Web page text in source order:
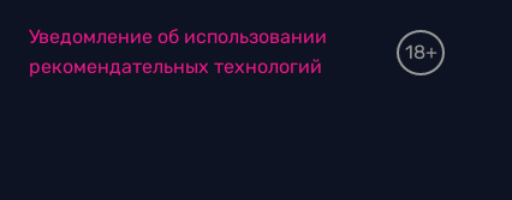
Уведомление об использовании
рекомендательных технологий
18+